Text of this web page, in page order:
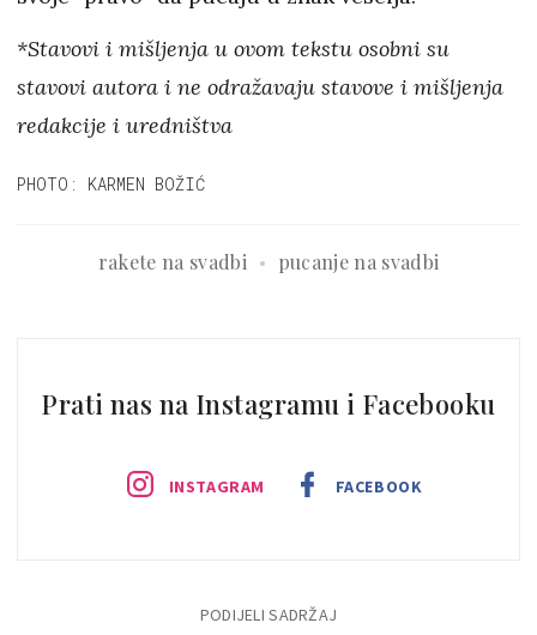
*Stavovi i mišljenja u ovom tekstu osobni su
stavovi autora i ne odražavaju stavove i mišljenja
redakcije i uredništva
PHOTO: KARMEN BOŽIĆ
rakete na svadbi pucanje na svadbi
Prati nas na Instagramu i Facebooku
INSTAGRAM FACEBOOK
PODIJELI SADRŽAJ